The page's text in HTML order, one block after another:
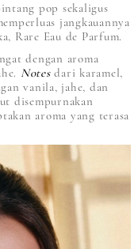
pop sekaligus
jangkauannya
Rare Eau de Parfum.
dengan aroma
Notesdari karamel,
vanila, jahe, dan
disempurnakan
aroma yang terasa